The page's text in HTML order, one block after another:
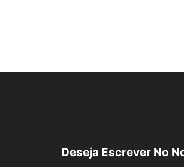
Deseja Escrever No